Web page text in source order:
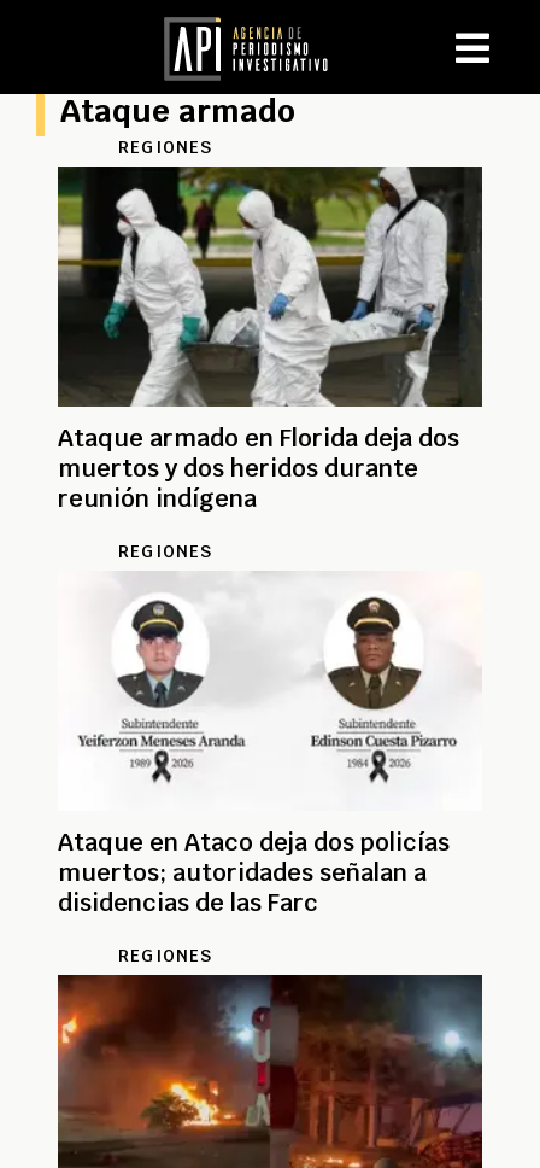
Ataque armado
REGIONES
Ataque armado en Florida deja dos
muertos y dos heridos durante
reunión indígena
REGIONES
Ataque en Ataco deja dos policías
muertos; autoridades señalan a
disidencias de las Farc
REGIONES